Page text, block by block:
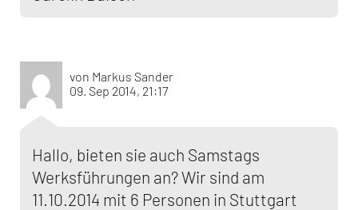
von Markus Sander
09. Sep 2014, 21:17
Hallo, bieten sie auch Samstags
Werksführungen an? Wir sind am
11.10.2014 mit 6 Personen in Stuttgart